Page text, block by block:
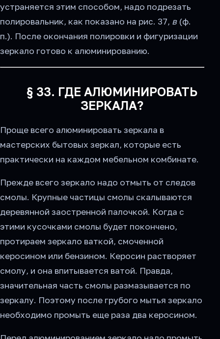
устраняется этим способом, надо подрезать
полировальник, как показано на рис. 37, в(ф.
п.). После окончания полировки и фигуризации
зеркало готово к алюминированию.
§ 33. ГДЕ АЛЮМИНИРОВАТЬ
ЗЕРКАЛА?
Проще всего алюминировать зеркала в
мастерских бытовых зеркал, которые есть
практически на каждом мебельном комбинате.
Прежде всего зеркало надо отмыть от следов
смолы. Крупные частицы смолы скалываются
деревянной заостренной палочкой. Когда с
этими кусочками смолы будет покончено,
протираем зеркало ваткой, смоченной
керосином или бензином. Керосин растворяет
смолу, и она впитывается ватой. Правда,
значительная часть смолы размазывается по
зеркалу. Поэтому после грубого мытья зеркало
необходимо промыть еще раза два керосином.